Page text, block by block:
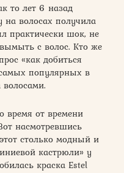
то лет 6 назад
на волосах получила
практически шок, не
с волос. Кто же
«как добиться
популярных в
время от времени
насмотревшись
столько модный и
кастрюли» у
краска Estel